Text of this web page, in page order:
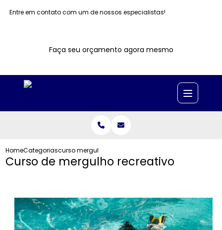
Entre em contato com um de nossos especialistas!
Faça seu orçamento agora mesmo
HomeCategoriascurso mergulho recreativo
Curso de mergulho recreativo